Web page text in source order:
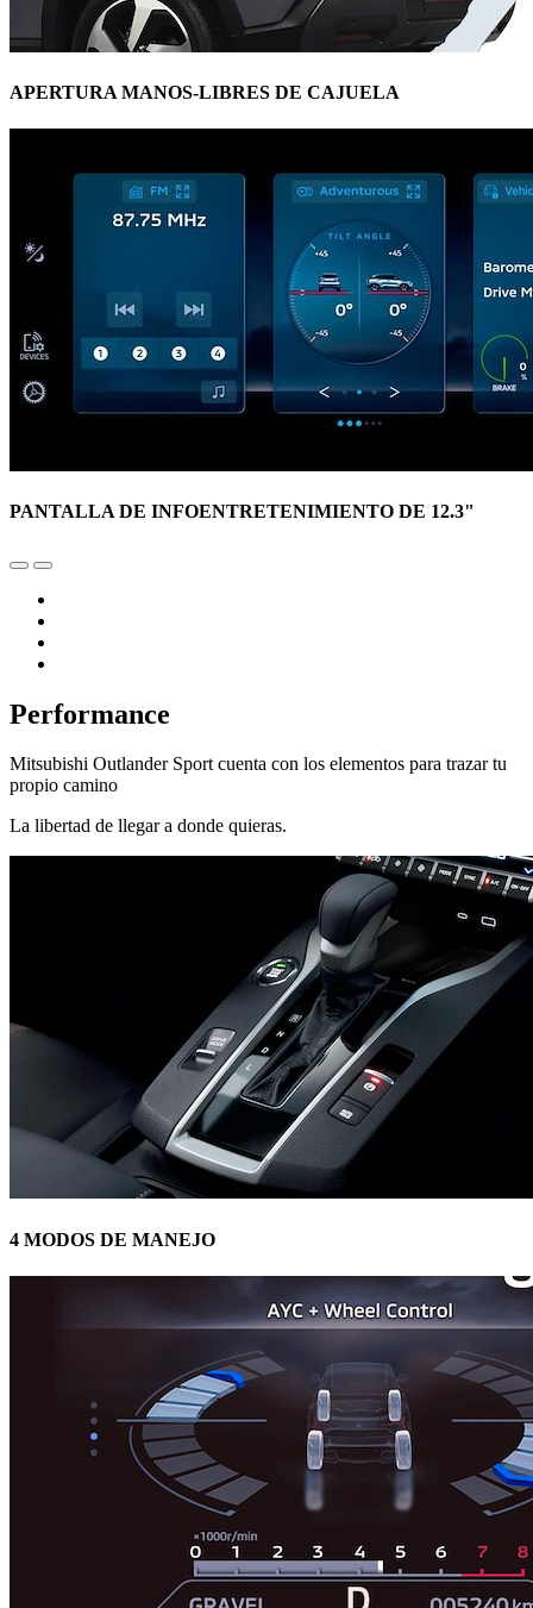
APERTURA MANOS-LIBRES DE CAJUELA
PANTALLA DE INFOENTRETENIMIENTO DE 12.3"
Performance
Mitsubishi Outlander Sport cuenta con los elementos para trazar tu
propio camino
La libertad de llegar a donde quieras.
4 MODOS DE MANEJO